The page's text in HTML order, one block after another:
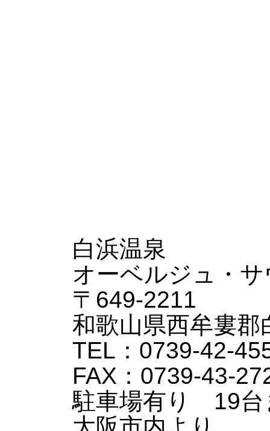
白浜温泉
オーベルジュ・
〒649-2211
和歌山県西牟婁郡
TEL：0739-42-
FAX：0739-43-
駐車場有り 19台